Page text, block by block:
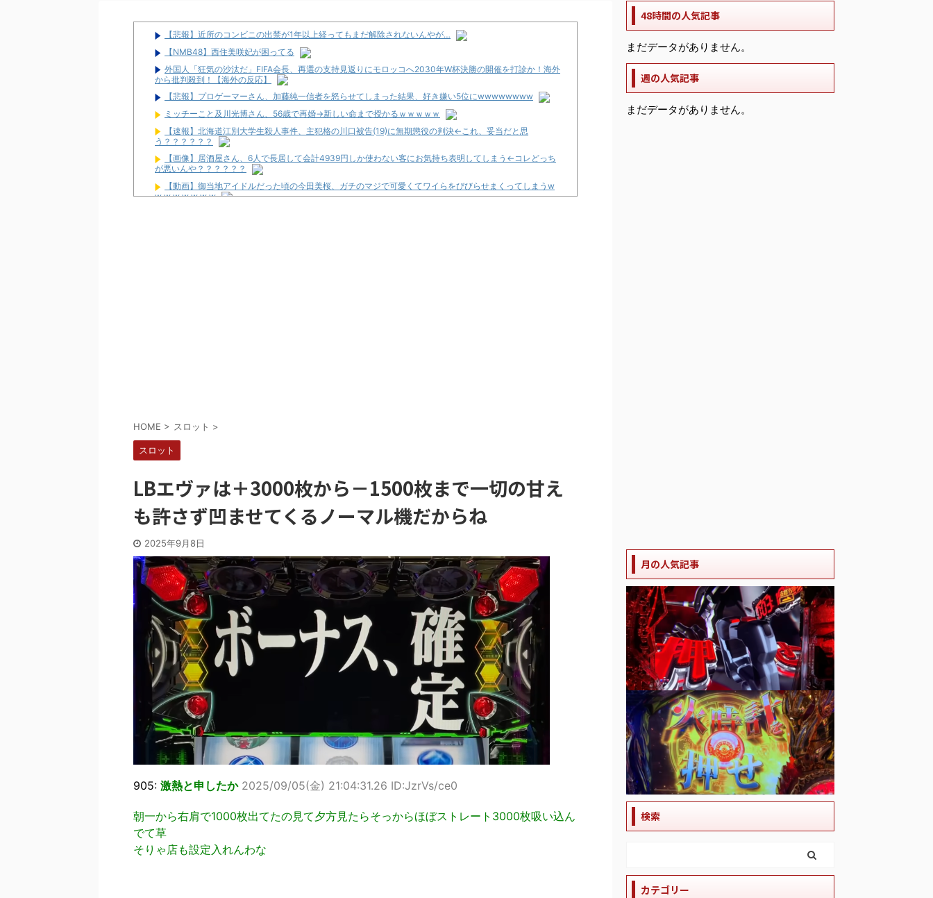
【悲報】近所のコンビニの出禁が1年以上経ってもまだ解除されないんやが…
【NMB48】西住美咲妃が困ってる
外国人「狂気の沙汰だ」FIFA会長、再選の支持見返りにモロッコへ2030年W杯決勝の開催を打診か！海外
から批判殺到！【海外の反応】
【悲報】プロゲーマーさん、加藤純一信者を怒らせてしまった結果、好き嫌い5位にwwwwwwww
ミッチーこと及川光博さん、56歳で再婚→新しい命まで授かるｗｗｗｗｗ
【速報】北海道江別大学生殺人事件、主犯格の川口被告(19)に無期懲役の判決←これ、妥当だと思
う？？？？？？
【画像】居酒屋さん、6人で長居して会計4939円しか使わない客にお気持ち表明してしまう←コレどっち
が悪いんや？？？？？？
【動画】御当地アイドルだった頃の今田美桜、ガチのマジで可愛くてワイらをびびらせまくってしまうw
w w w w w w w
HOME > スロット >
スロット
LBエヴァは＋3000枚から－1500枚まで一切の甘え
も許さず凹ませてくるノーマル機だからね
2025年9月8日
905: 激熱と申したか 2025/09/05(金) 21:04:31.26 ID:JzrVs/ce0
朝一から右肩で1000枚出てたの見て夕方見たらそっからほぼストレート3000枚吸い込ん
でて草
そりゃ店も設定入れんわな
48時間の人気記事
まだデータがありません。
週の人気記事
まだデータがありません。
月の人気記事
検索
カテゴリー